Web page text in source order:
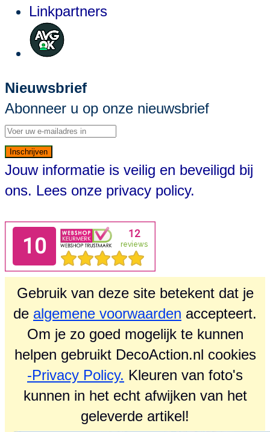
Linkpartners
Nieuwsbrief
Abonneer u op onze nieuwsbrief
Inschrijven
Jouw informatie is veilig en beveiligd bij
ons. Lees onze privacy policy.
Gebruik van deze site betekent dat je
de algemene voorwaarden accepteert.
Om je zo goed mogelijk te kunnen
helpen gebruikt DecoAction.nl cookies
-Privacy Policy. Kleuren van foto's
kunnen in het echt afwijken van het
geleverde artikel!